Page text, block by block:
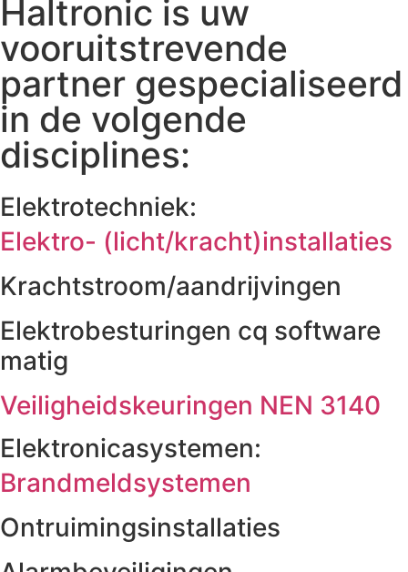
Haltronic is uw
vooruitstrevende
partner gespecialiseerd
in de volgende
disciplines:
Elektrotechniek:
Elektro- (licht/kracht)installaties
Krachtstroom/aandrijvingen
Elektrobesturingen cq software
matig
Veiligheidskeuringen NEN 3140
Elektronicasystemen:
Brandmeldsystemen
Ontruimingsinstallaties